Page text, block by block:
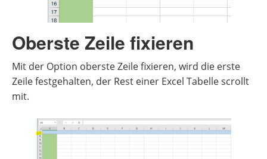
Oberste Zeile fixieren
Mit der Option oberste Zeile fixieren, wird die erste
Zeile festgehalten, der Rest einer Excel Tabelle scrollt
mit.